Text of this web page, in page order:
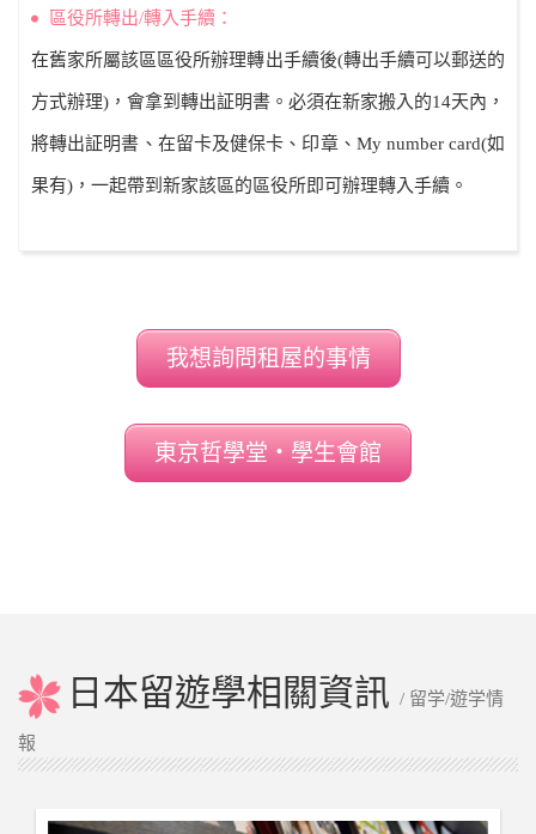
區役所轉出/轉入手續：
在舊家所屬該區區役所辦理轉出手續後(轉出手續可以郵送的
方式辦理)，會拿到轉出証明書。必須在新家搬入的14天內，
將轉出証明書、在留卡及健保卡、印章、My number card(如
果有)，一起帶到新家該區的區役所即可辦理轉入手續。
我想詢問租屋的事情
東京哲學堂‧學生會館
日本留遊學相關資訊/ 留学/遊学情
報